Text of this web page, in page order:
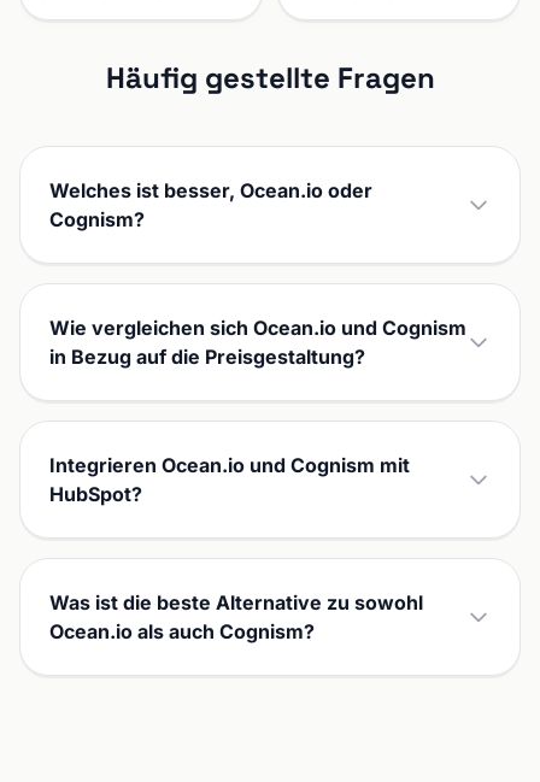
Häufig gestellte Fragen
Welches ist besser, Ocean.io oder
Cognism?
Wie vergleichen sich Ocean.io und Cognism
in Bezug auf die Preisgestaltung?
Integrieren Ocean.io und Cognism mit
HubSpot?
Was ist die beste Alternative zu sowohl
Ocean.io als auch Cognism?